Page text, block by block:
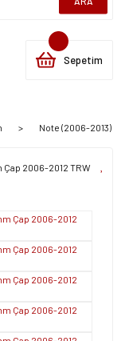
Sepetim
Note (2006-2013)